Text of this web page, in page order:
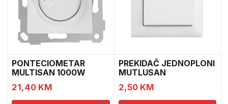
PONTECIOMETAR
MULTISAN 1000W
21,40 KM
PREKIDAČ JEDNOPLONI
MUTLUSAN
2,50 KM